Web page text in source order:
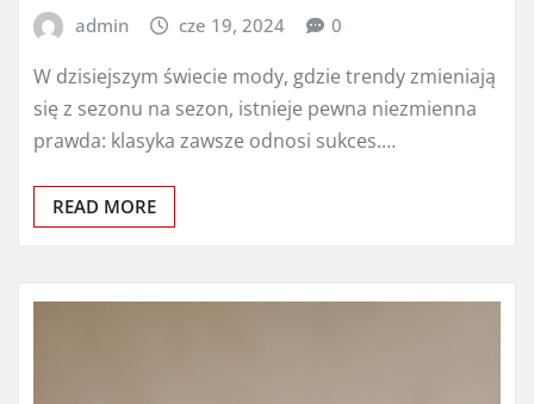
admin cze 19, 2024 0
W dzisiejszym świecie mody, gdzie trendy zmieniają
się z sezonu na sezon, istnieje pewna niezmienna
prawda: klasyka zawsze odnosi sukces.…
READ MORE